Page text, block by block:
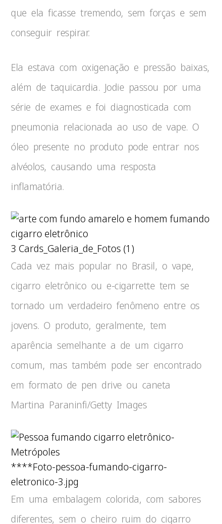
que ela ficasse tremendo, sem forças e sem
conseguir respirar.
Ela estava com oxigenação e pressão baixas,
além de taquicardia. Jodie passou por uma
série de exames e foi diagnosticada com
pneumonia relacionada ao uso de vape. O
óleo presente no produto pode entrar nos
alvéolos, causando uma resposta
inflamatória.
3 Cards_Galeria_de_Fotos (1)
Cada vez mais popular no Brasil, o vape,
cigarro eletrônico ou e-cigarrette tem se
tornado um verdadeiro fenômeno entre os
jovens. O produto, geralmente, tem
aparência semelhante a de um cigarro
comum, mas também pode ser encontrado
em formato de pen drive ou caneta
Martina Paraninfi/Getty Images
****Foto-pessoa-fumando-cigarro-
eletronico-3.jpg
Em uma embalagem colorida, com sabores
diferentes, sem o cheiro ruim do cigarro